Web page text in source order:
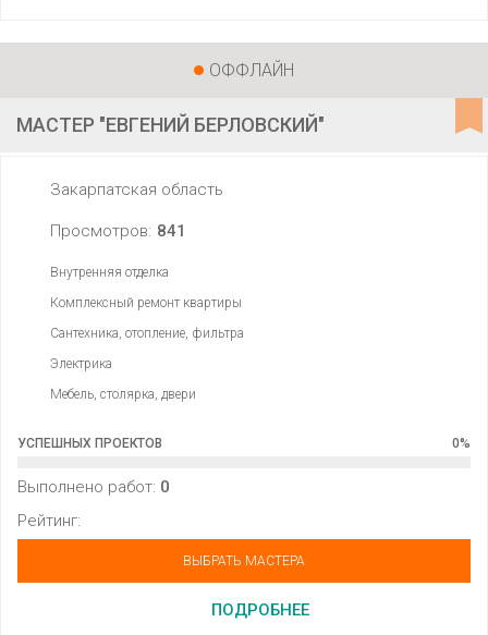
ОФФЛАЙН
МАСТЕР "ЕВГЕНИЙ БЕРЛОВСКИЙ"
Закарпатская область
Просмотров: 841
Внутренняя отделка
Комплексный ремонт квартиры
Сантехника, отопление, фильтра
Электрика
Мебель, столярка, двери
УСПЕШНЫХ ПРОЕКТОВ 0%
Выполнено работ: 0
Рейтинг:
ВЫБРАТЬ МАСТЕРА
ПОДРОБНЕЕ